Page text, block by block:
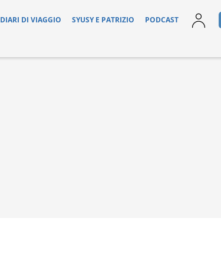
DIARI DI VIAGGIO SYUSY E PATRIZIO PODCAST